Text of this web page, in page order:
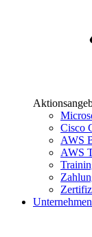
Cisco
AWS
AWS
Unternehmen